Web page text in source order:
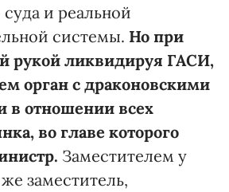
и реальной
системы. Но при
рукой ликвидируя ГАСИ,
орган с драконовскими
в отношении всех
во главе которого
Заместителем у
заместитель,